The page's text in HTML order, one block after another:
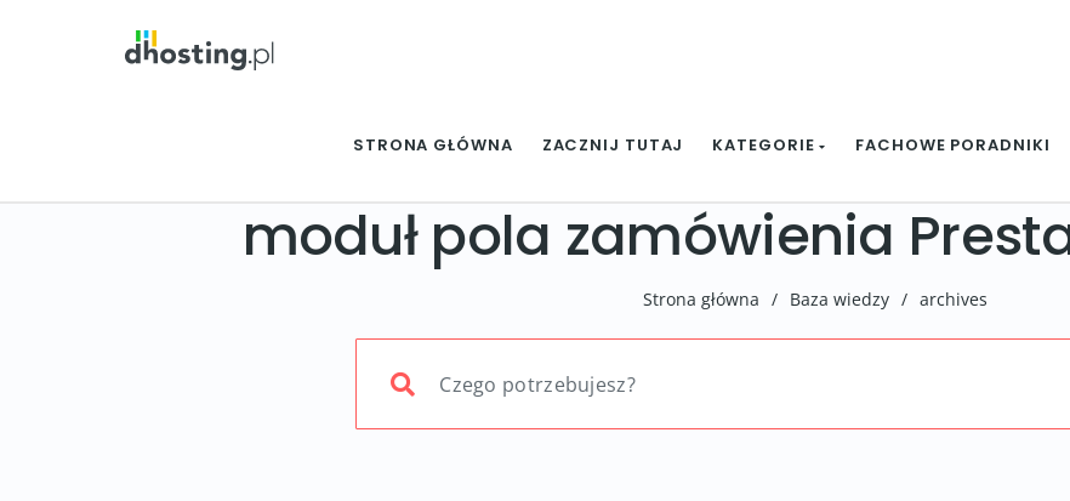
STRONA GŁÓWNA ZACZNIJ TUTAJ KATEGORIE FACHOWE PORADNIKI
moduł pola zamówienia
Strona główna / Baza wiedzy / archives